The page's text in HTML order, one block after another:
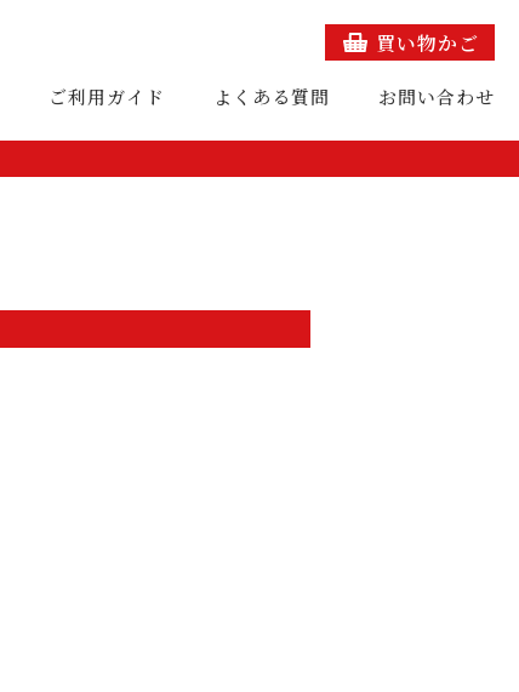
買い物かご
ご利用ガイド よくある質問 お問い合わせ